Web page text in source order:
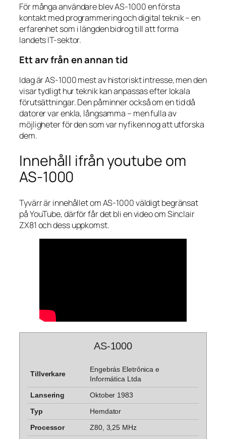
För många användare blev AS-1000 en första
kontakt med programmering och digital teknik – en
erfarenhet som i längden bidrog till att forma
landets IT-sektor.
Ett arv från en annan tid
Idag är AS-1000 mest av historiskt intresse, men den
visar tydligt hur teknik kan anpassas efter lokala
förutsättningar. Den påminner också om en tid då
datorer var enkla, långsamma – men fulla av
möjligheter för den som var nyfiken nog att utforska
dem.
Innehåll ifrån youtube om
AS-1000
Tyvärr är innehållet om AS-1000 väldigt begränsat
på YouTube, därför får det bli en video om Sinclair
ZX81 och dess uppkomst.
AS-1000
Tillverkare
Engebrás Eletrônica e
Informática Ltda
Lansering
Oktober 1983
Typ
Hemdator
Processor
Z80, 3,25 MHz